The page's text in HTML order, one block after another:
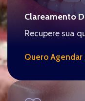
Clareamento
Recupere sua
Quero Agendar